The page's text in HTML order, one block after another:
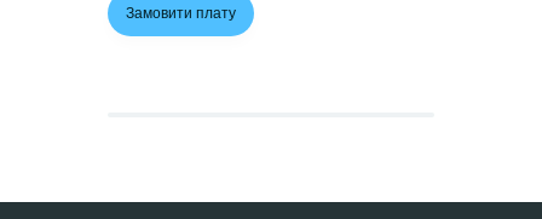
Замовити плату